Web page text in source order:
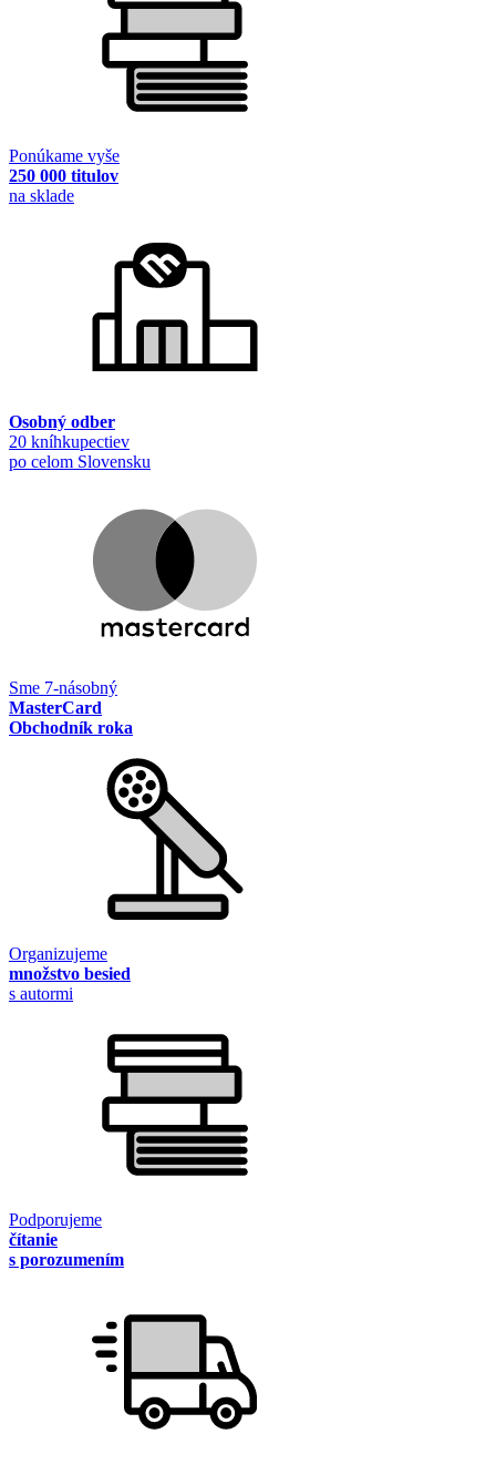
Ponúkame vyše
250 000 titulov
na sklade
Osobný odber
20 kníhkupectiev
po celom Slovensku
Sme 7-násobný
MasterCard
Obchodník roka
Organizujeme
množstvo besied
s autormi
Podporujeme
čítanie
s porozumením